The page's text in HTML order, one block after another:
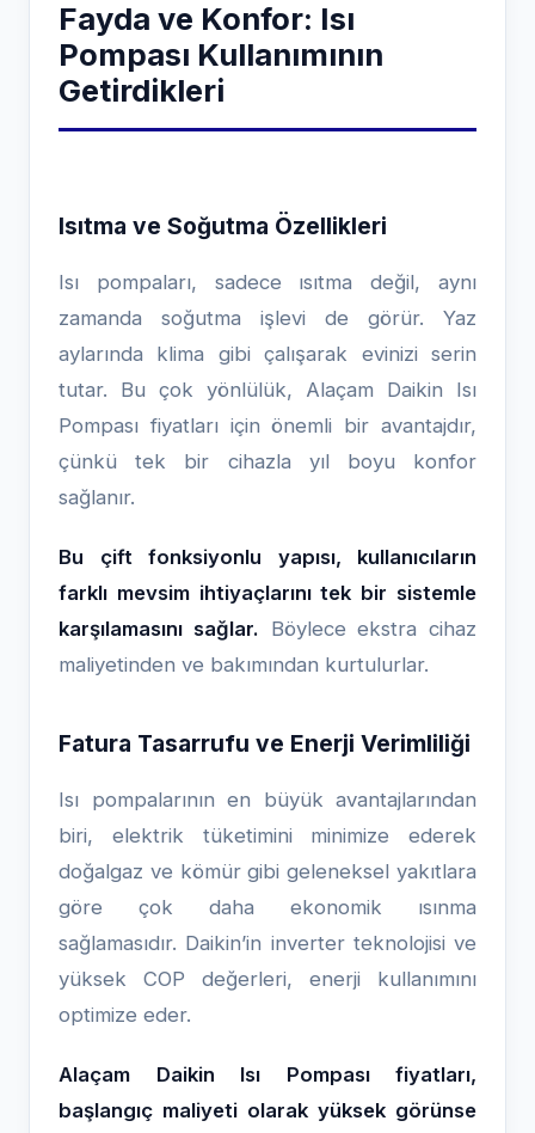
Fayda ve Konfor: Isı
Pompası Kullanımının
Getirdikleri
Isıtma ve Soğutma Özellikleri
Isı pompaları, sadece ısıtma değil, aynı
zamanda soğutma işlevi de görür. Yaz
aylarında klima gibi çalışarak evinizi serin
tutar. Bu çok yönlülük, Alaçam Daikin Isı
Pompası fiyatları için önemli bir avantajdır,
çünkü tek bir cihazla yıl boyu konfor
sağlanır.
Bu çift fonksiyonlu yapısı, kullanıcıların
farklı mevsim ihtiyaçlarını tek bir sistemle
karşılamasını sağlar. Böylece ekstra cihaz
maliyetinden ve bakımından kurtulurlar.
Fatura Tasarrufu ve Enerji Verimliliği
Isı pompalarının en büyük avantajlarından
biri, elektrik tüketimini minimize ederek
doğalgaz ve kömür gibi geleneksel yakıtlara
göre çok daha ekonomik ısınma
sağlamasıdır. Daikin’in inverter teknolojisi ve
yüksek COP değerleri, enerji kullanımını
optimize eder.
Alaçam Daikin Isı Pompası fiyatları,
başlangıç maliyeti olarak yüksek görünse